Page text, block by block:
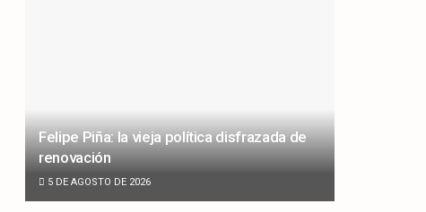
Felipe Piña: la vieja política disfrazada de
renovación
5 DE AGOSTO DE 2026